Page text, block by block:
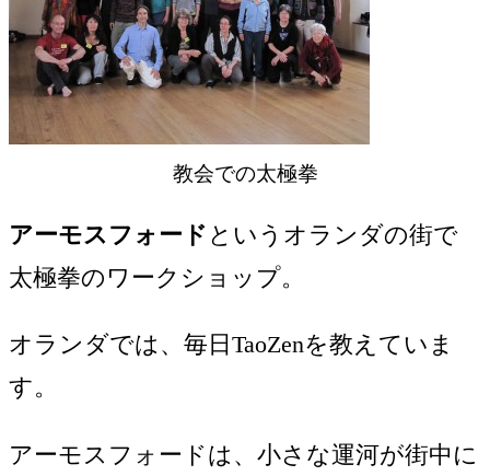
教会での太極拳
アーモスフォード というオランダの街で
太極拳のワークショップ。
オランダでは、毎日TaoZenを教えていま
す。
アーモスフォードは、小さな運河が街中に